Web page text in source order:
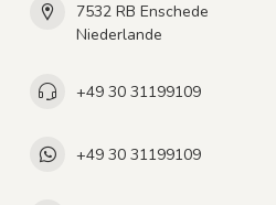
7532 RB Enschede
Niederlande
+49 30 31199109
+49 30 31199109